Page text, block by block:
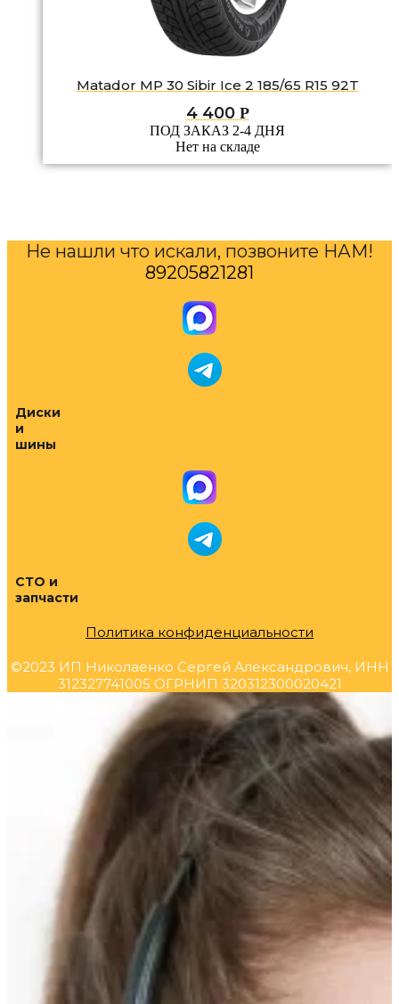
Matador MP 30 Sibir Ice 2 185/65 R15 92T
4 400 Р
ПОД ЗАКАЗ 2-4 ДНЯ
Нет на складе
Не нашли что искали, позвоните НАМ!
89205821281
Диски
и
шины
СТО и
запчасти
Политика конфиденциальности
©2023 ИП Николаенко Сергей Александрович, ИНН
312327741005 ОГРНИП 320312300020421